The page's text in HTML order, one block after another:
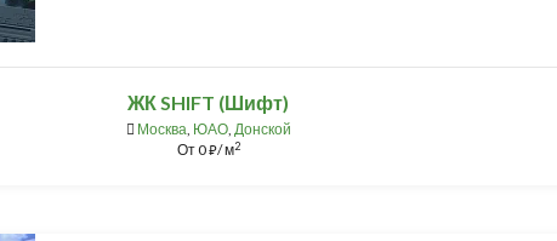
ЖК SHIFT (Шифт)
Москва, ЮАО, Донской
От0⃏/ м2